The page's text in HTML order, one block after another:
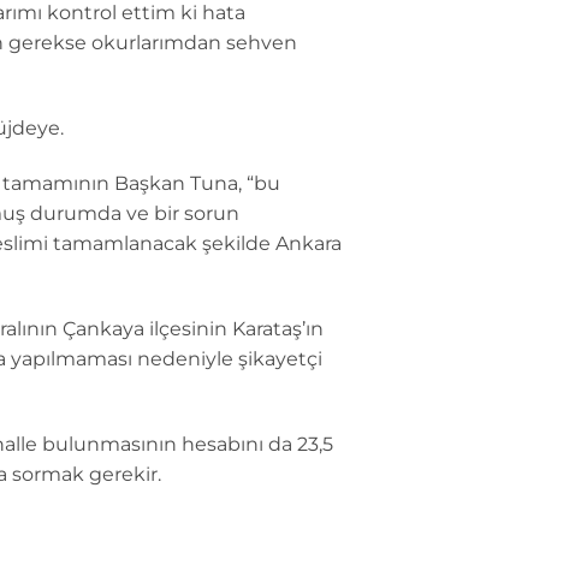
kontrol ettim ki hata
gerekse okurlarımdan sehven
Başkan Tuna, “bu
durumda ve bir sorun
tamamlanacak şekilde Ankara
Çankaya ilçesinin Karataş’ın
nedeniyle şikayetçi
bulunmasının hesabını da 23,5
sormak gerekir.